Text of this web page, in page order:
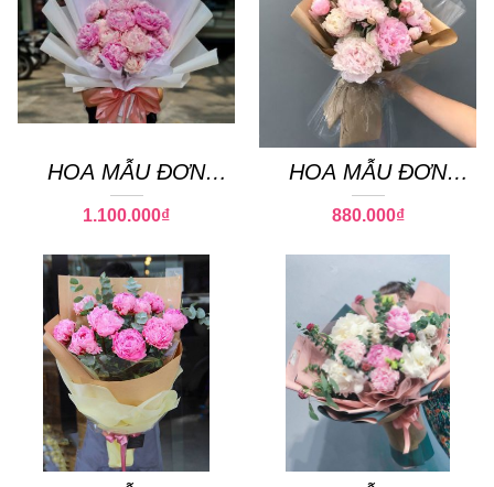
HOA MẪU ĐƠN
PEONY 20
1.100.000₫
HOA MẪU ĐƠN
PEONY 13
880.000₫